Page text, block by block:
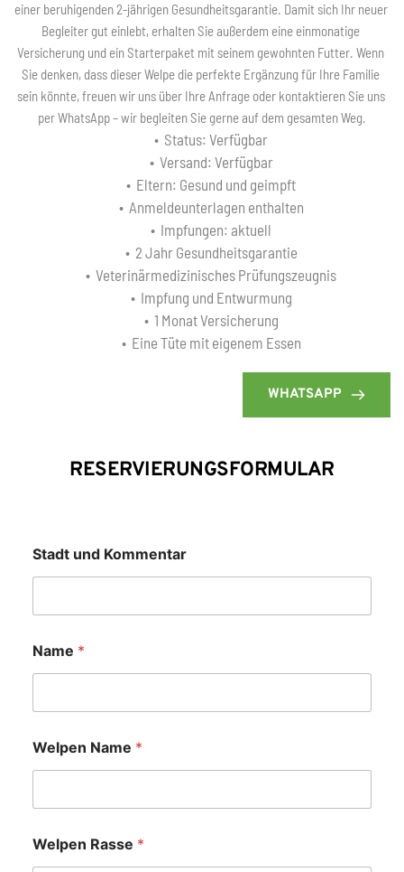
einer beruhigenden 2-jährigen Gesundheitsgarantie. Damit sich Ihr neuer
Begleiter gut einlebt, erhalten Sie außerdem eine einmonatige
Versicherung und ein Starterpaket mit seinem gewohnten Futter. Wenn
Sie denken, dass dieser Welpe die perfekte Ergänzung für Ihre Familie
sein könnte, freuen wir uns über Ihre Anfrage oder kontaktieren Sie uns
per WhatsApp – wir begleiten Sie gerne auf dem gesamten Weg.
Status: Verfügbar
Versand: Verfügbar
Eltern: Gesund und geimpft
Anmeldeunterlagen enthalten
Impfungen: aktuell
2 Jahr Gesundheitsgarantie
Veterinärmedizinisches Prüfungszeugnis
Impfung und Entwurmung
1 Monat Versicherung
Eine Tüte mit eigenem Essen
WHATSAPP
RESERVIERUNGSFORMULAR
Stadt und Kommentar
Name *
Welpen Name *
Welpen Rasse *